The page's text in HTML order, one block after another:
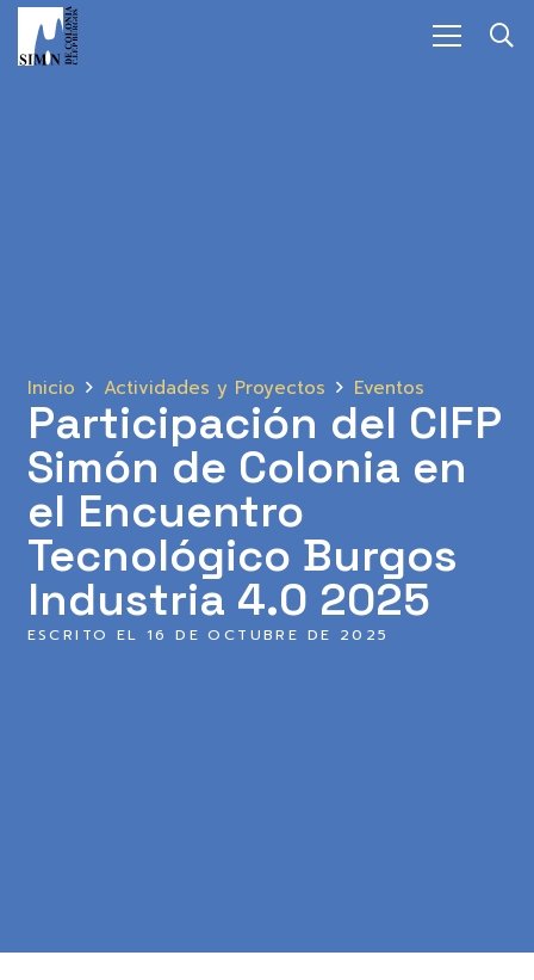
Inicio Actividades y Proyectos Eventos
Participación del CIFP
Simón de Colonia en
el Encuentro
Tecnológico Burgos
Industria 4.0 2025
ESCRITO EL 16 DE OCTUBRE DE 2025